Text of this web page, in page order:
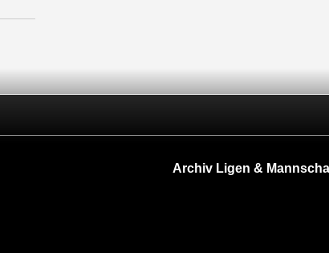
Archiv Ligen &